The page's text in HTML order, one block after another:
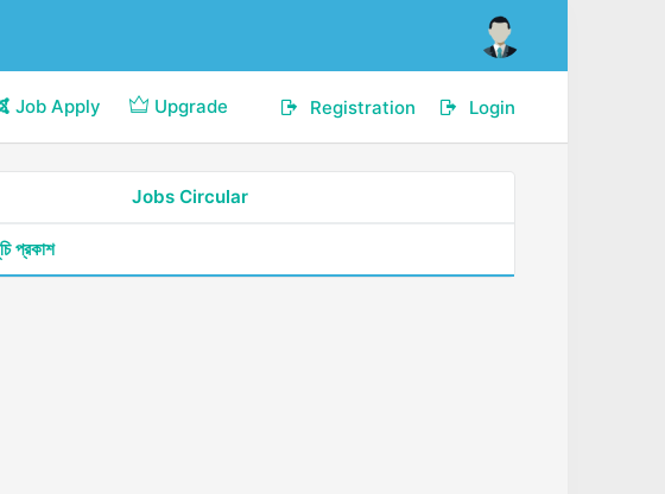
Job Apply Upgrade Login
Registration
Jobs Circular
প্রকাশ